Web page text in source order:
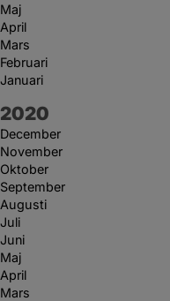
Maj
April
Mars
Februari
Januari
År:
2020
December
November
Oktober
September
Augusti
Juli
Juni
Maj
April
Mars